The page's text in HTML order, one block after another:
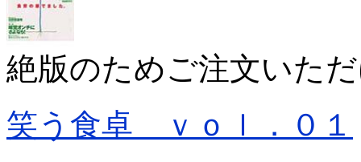
絶版のためご注文いた
笑う食卓 ｖｏｌ．０１